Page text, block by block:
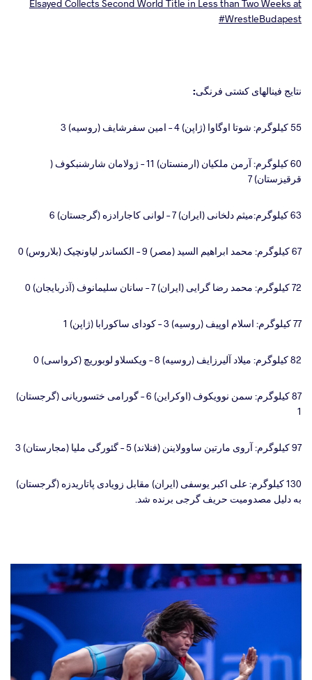
Elsayed Collects Second World Title in Less than Two Weeks at
#WrestleBudapest
نتایج فینالهای کشتی فرنگی:
55 کیلوگرم: شوتا اوگاوا (ژاپن) 4 – امین سفرشایف (روسیه) 3
60 کیلوگرم: آرمن ملکیان (ارمنستان) 11 – ژولامان شارشنبکوف (
قرقیزستان) 7
63 کیلوگرم:‌میثم دلخانی (ایران) 7 – لوانی کاجارادزه (گرجستان) 6
67 کیلوگرم: محمد ابراهیم السید (مصر) 9 – الکساندر لیاونچیک (بلاروس) 0
72 کیلوگرم: محمد رضا گرایی (ایران) 7 – سانان سلیمانوف (آذربایجان) 0
77 کیلوگرم: اسلام اوپیف (روسیه) 3 – کودای ساکورابا (ژاپن) 1
82 کیلوگرم: میلاد آلیرزایف (روسیه) 8 – ویکسلاو لوبوریچ (کرواسی) 0
87 کیلوگرم: سمن نوویکوف (اوکراین) 6 – گورامی ختسوریانی (گرجستان)
1
97 کیلوگرم: آروی مارتین ساوولاینن (فنلاند) 5 – گئورگی ملیا (مجارستان) 3
130 کیلوگرم: علی اکبر یوسفی (ایران) مقابل زویادی پاتاریدزه (گرجستان)
به دلیل مصدومیت حریف گرجی برنده شد.